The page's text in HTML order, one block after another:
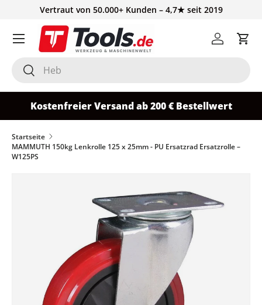
Vertraut von 50.000+ Kunden – 4,7★ seit 2019
Suchen
Suchen
Einloggen
Kostenfreier Versand ab 200 € Bestellwert
Startseite
MAMMUTH 150kg Lenkrolle 125 x 25mm - PU Ersatzrad Ersatzrolle –
W125PS
Zu Produktinformationen springen